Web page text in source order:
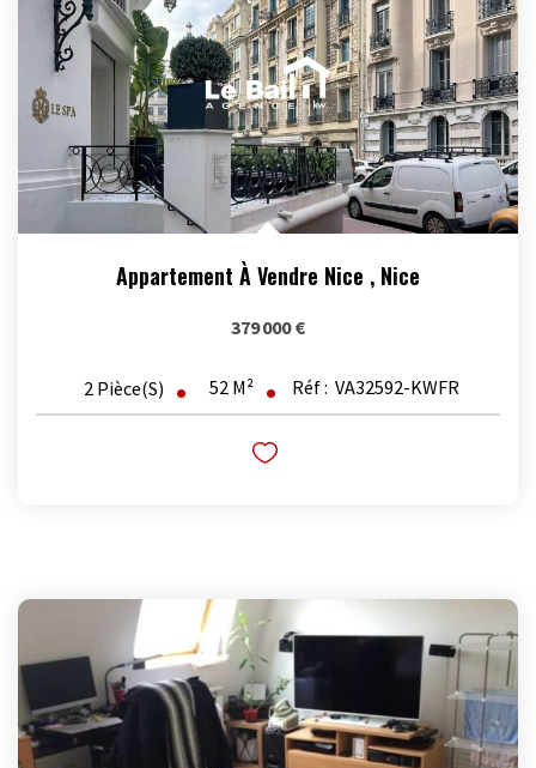
OUTILS
Appartement À Vendre Nice , Nice
379 000 €
2 Pièce(s) 52 M² Réf : VA32592-KWFR